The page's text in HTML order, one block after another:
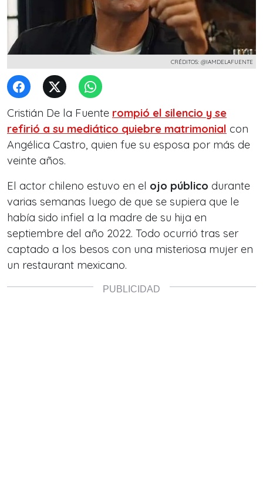
CRÉDITOS: @IAMDELAFUENTE
Cristián De la Fuente rompió el silencio y se
refirió a su mediático quiebre matrimonial con
Angélica Castro, quien fue su esposa por más de
veinte años.
El actor chileno estuvo en el ojo público durante
varias semanas luego de que se supiera que le
había sido infiel a la madre de su hija en
septiembre del año 2022. Todo ocurrió tras ser
captado a los besos con una misteriosa mujer en
un restaurant mexicano.